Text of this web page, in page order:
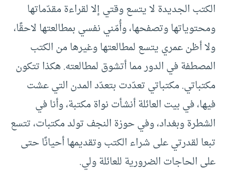
الكتب الجديدة لا يتسع وقتي إلا لقراءة مقدّماتها
ومحتوياتها وتصفحها، وأُمّني نفسي بمطالعتها لاحقًا،
ولا أظن عمري يتسع لمطالعتها وغيرها من الكتب
المصطفة في الدور مما أتشوق لمطالعته. هكذا تتكون
مكتباتي. مكتباتي تعدّدت بتعدّد المدن التي عشت
فيها، في بيت العائلة أنشأت نواة مكتبة، وأنا في
الشطرة وبغداد، وفي حوزة النجف تولد مكتبات، تتسع
تبعا لقدرتي على شراء الكتب وتقديمها أحيانًا حتى
على الحاجات الضرورية للعائلة ولي.